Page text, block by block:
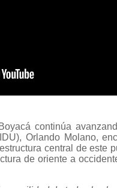
continúa
Orlando Molano,
central de este
de oriente a